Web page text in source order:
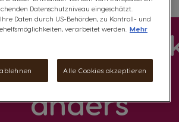
Entdecke
mal
anders
Datenschutzniveau eingeschätzt.
Ihre Daten durch US-Behörden, zu Kontroll- und
verarbeitet werden.
Mehr
Alle Cookies akzeptieren